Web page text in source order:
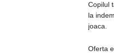
Copilul
la
joaca.
Oferta